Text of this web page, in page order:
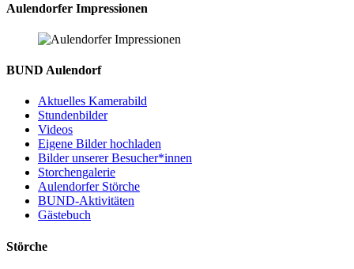
Aulendorfer Impressionen
BUND Aulendorf
Aktuelles Kamerabild
Stundenbilder
Videos
Eigene Bilder hochladen
Bilder unserer Besucher*innen
Storchengalerie
Aulendorfer Störche
BUND-Aktivitäten
Gästebuch
Störche